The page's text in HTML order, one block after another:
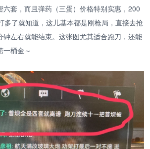
六套，而且弹药（三蛋）价格特别实惠，200
多了就知道，这儿基本都是刚枪局，直接去抢
钟左右就能结束。这张图尤其适合跑刀，还能
一桶金～